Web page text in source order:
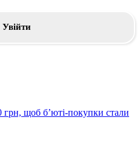
Увійти
грн, щоб б’юті-покупки стали